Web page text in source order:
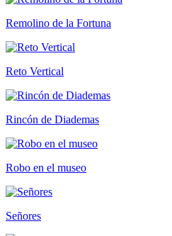
Remolino de la Fortuna
Reto Vertical
Rincón de Diademas
Robo en el museo
Señores